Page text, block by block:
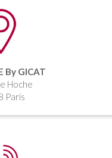
By GICAT
Hoche
Paris